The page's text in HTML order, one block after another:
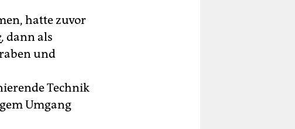
hatte zuvor
, dann als
und
Technik
Umgang